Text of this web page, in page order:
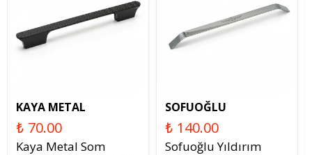
KAYA METAL
₺ 70.00
Kaya Metal Som
SOFUOĞLU
₺ 140.00
Sofuoğlu Yıldırım